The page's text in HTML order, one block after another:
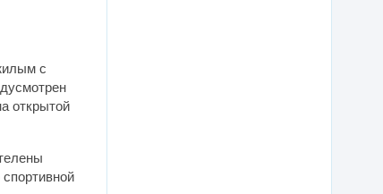
с
открытой